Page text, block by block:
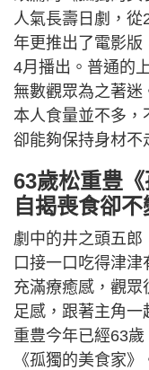
人氣長壽日劇，從
年更推出了電影版
4月播出。普通的
無數觀眾為之著迷
本人食量並不多，
卻能夠保持身材不
63歲松重豊
自揭喪食卻
劇中的井之頭五
口接一口吃得津
充滿療癒感，觀眾
足感，跟著主角一
重豊今年已經63
《孤獨的美食家